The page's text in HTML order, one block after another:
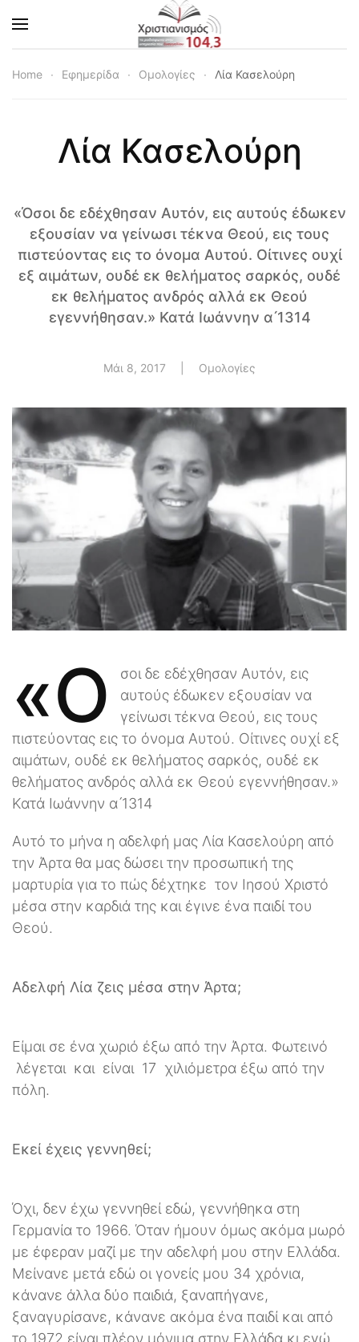
Skip to main content
Home Εφημερίδα Ομολογίες Λία Κασελούρη
Λία Κασελούρη
«Όσοι δε εδέχθησαν Αυτόν, εις αυτούς έδωκεν
εξουσίαν να γείνωσι τέκνα Θεού, εις τους
πιστεύοντας εις το όνομα Αυτού. Οίτινες ουχί
εξ αιμάτων, ουδέ εκ θελήματος σαρκός, ουδέ
εκ θελήματος ανδρός αλλά εκ Θεού
εγεννήθησαν.» Κατά Ιωάννην α ́1314
Μάι 8, 2017 Ομολογίες
«Ό
σοι δε εδέχθησαν Αυτόν, εις
αυτούς έδωκεν εξουσίαν να
γείνωσι τέκνα Θεού, εις τους
πιστεύοντας εις το όνομα Αυτού. Οίτινες ουχί εξ
αιμάτων, ουδέ εκ θελήματος σαρκός, ουδέ εκ
θελήματος ανδρός αλλά εκ Θεού εγεννήθησαν.»
Κατά Ιωάννην α ́1314
Αυτό το μήνα η αδελφή μας Λία Κασελούρη από
την Άρτα θα μας δώσει την προσωπική της
μαρτυρία για το πώς δέχτηκε τον Ιησού Χριστό
μέσα στην καρδιά της και έγινε ένα παιδί του
Θεού.
Αδελφή Λία ζεις μέσα στην Άρτα;
Είμαι σε ένα χωριό έξω από την Άρτα. Φωτεινό
λέγεται και είναι 17 χιλιόμετρα έξω από την
πόλη.
Εκεί έχεις γεννηθεί;
Όχι, δεν έχω γεννηθεί εδώ, γεννήθηκα στη
Γερμανία το 1966. Όταν ήμουν όμως ακόμα μωρό
με έφεραν μαζί με την αδελφή μου στην Ελλάδα.
Μείνανε μετά εδώ οι γονείς μου 34 χρόνια,
κάνανε άλλα δύο παιδιά, ξαναπήγανε,
ξαναγυρίσανε, κάνανε ακόμα ένα παιδί και από
το 1972 είναι πλέον μόνιμα στην Ελλάδα κι εγώ